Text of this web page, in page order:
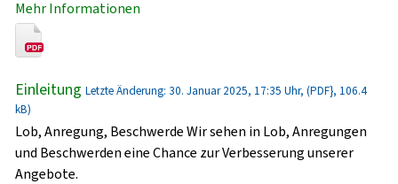
Mehr Informationen
Einleitung Letzte Änderung: 30. Januar 2025, 17:35 Uhr, (PDF}, 106.4
kB)
Lob, Anregung, Beschwerde Wir sehen in Lob, Anregungen
und Beschwerden eine Chance zur Verbesserung unserer
Angebote.